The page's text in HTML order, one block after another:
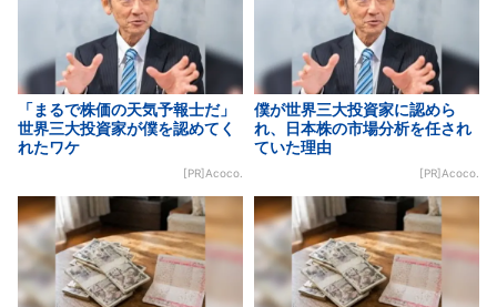
「まるで株価の天気予報士だ」
世界三大投資家が僕を認めてく
れたワケ
[PR]Acoco.
僕が世界三大投資家に認めら
れ、日本株の市場分析を任され
ていた理由
[PR]Acoco.